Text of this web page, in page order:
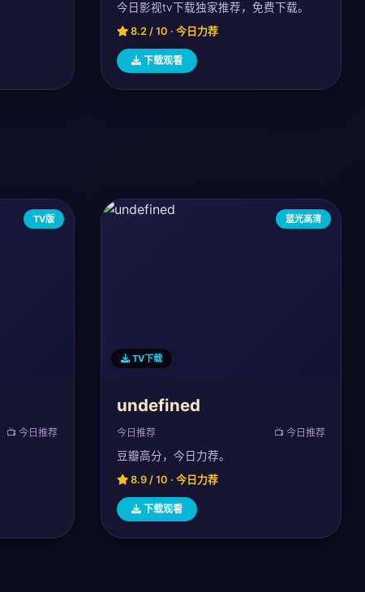
今日影视tv下载独家推荐，免费下载。
8.2 / 10 · 今日力荐
下载观看
TV版
📺 今日推荐
蓝光高清
TV下载
undefined
今日推荐 📺 今日推荐
豆瓣高分，今日力荐。
8.9 / 10 · 今日力荐
下载观看